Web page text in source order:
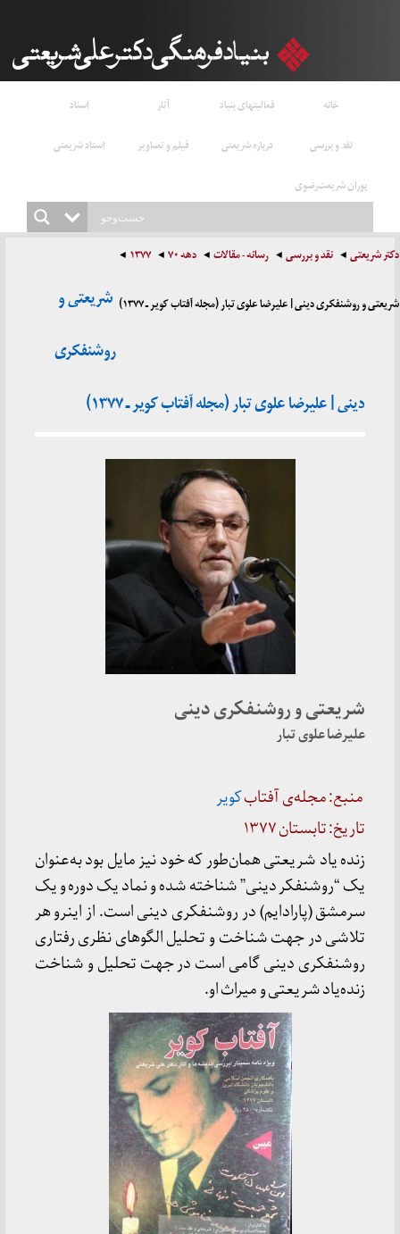
خانه فعالیتهای بنیاد آثار
اسناد
نقد و بررسی
درباره شریعتی فیلم و تصاویر
استاد شریعتی
پوران شریعت‌رضوی
دکتر شریعتی نقد و بررسی رسانه - مقالات دهه ۷۰ ۱۳۷۷
شریعتی و روشنفکری دینی | علیرضا علوی تبار (مجله آفتاب کویر ـ ۱۳۷۷)
شریعتی و
روشنفکری
دینی | علیرضا علوی تبار (مجله آفتاب کویر ـ ۱۳۷۷)
شریعتی و روشنفکری دینی
علیرضا علوی تبار
منبع: مجله‌ی آفتابکویر
تاریخ: تابستان ۱۳۷۷
زنده یاد شریعتی همان‌طور که خود نیز مایل بود به‌عنوان
یک “روشنفکر دینی” شناخته شده و نماد یک دوره و یک
سرمشق (پارادایم) در روشنفکری دینی است. از اینرو هر
تلاشی در جهت شناخت و تحلیل الگو‌های نظری رفتاری
روشنفکری دینی گامی است در جهت تحلیل و شناخت
زنده‌یاد شریعتی و میراث او.